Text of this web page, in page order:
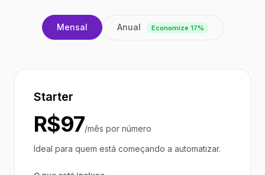
Mensal Anual Economize 17%
Starter
R$97/mês por número
Ideal para quem está começando a automatizar.